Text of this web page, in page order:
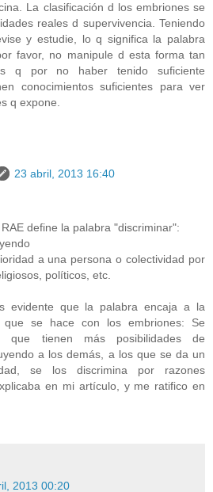
La clasificación d los embriones se
reales d supervivencia. Teniendo
y estudie, lo q significa la palabra
favor, no manipule d esta forma tan
q por no haber tenido suficiente
conocimientos suficientes para ver
q expone.
23 abril, 2013 16:40
define la palabra "discriminar":
a una persona o colectividad por
políticos, etc.
evidente que la palabra encaja a la
que se hace con los embriones: Se
que tienen más posibilidades de
a los demás, a los que se da un
se los discrimina por razones
en mi artículo, y me ratifico en
2013 00:20